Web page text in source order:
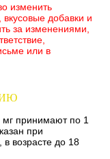
изменить
вкусовые добавки и
за изменениями,
или в
принимают по 1
при
возрасте до 18